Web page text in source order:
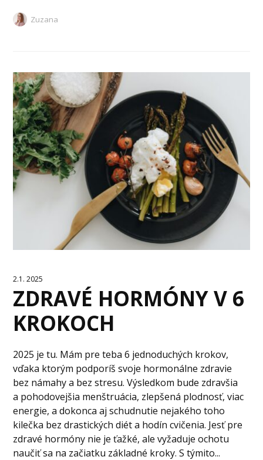
Zuzana
2.1. 2025
ZDRAVÉ HORMÓNY V 6
KROKOCH
2025 je tu. Mám pre teba 6 jednoduchých krokov,
vďaka ktorým podporíš svoje hormonálne zdravie
bez námahy a bez stresu. Výsledkom bude zdravšia
a pohodovejšia menštruácia, zlepšená plodnosť, viac
energie, a dokonca aj schudnutie nejakého toho
kilečka bez drastických diét a hodín cvičenia. Jesť pre
zdravé hormóny nie je ťažké, ale vyžaduje ochotu
naučiť sa na začiatku základné kroky. S týmito...